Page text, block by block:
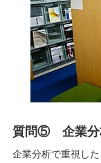
質問⑤ 企業分
企業分析で重視し